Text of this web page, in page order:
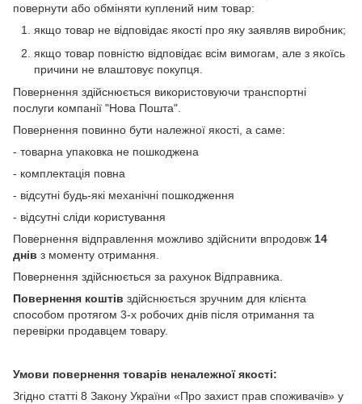
повернути або обміняти куплений ним товар:
якщо товар не відповідає якості про яку заявляв виробник;
якщо товар повністю відповідає всім вимогам, але з якоїсь
причини не влаштовує покупця.
Повернення здійснюється використовуючи транспортні
послуги компанії "Нова Пошта".
Повернення повинно бути належної якості, а саме:
- товарна упаковка не пошкоджена
- комплектація повна
- відсутні будь-які механічні пошкодження
- відсутні сліди користування
Повернення відправлення можливо здійснити впродовж 14
днів з моменту отримання.
Повернення здійснюється за рахунок Відправника.
Повернення коштів здійснюється зручним для клієнта
способом протягом 3-х робочих днів після отримання та
перевірки продавцем товару.
Умови повернення товарів неналежної якості:
Згідно статті 8 Закону України «Про захист прав споживачів» у